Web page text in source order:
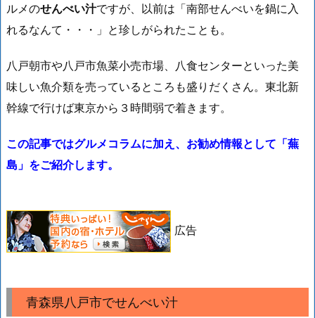
ルメのせんべい汁ですが、以前は「南部せんべいを鍋に入
れるなんて・・・」と珍しがられたことも。
八戸朝市や八戸市魚菜小売市場、八食センターといった美
味しい魚介類を売っているところも盛りだくさん。東北新
幹線で行けば東京から３時間弱で着きます。
この記事ではグルメコラムに加え、お勧め情報として「蕪
島」をご紹介します。
広告
青森県八戸市でせんべい汁